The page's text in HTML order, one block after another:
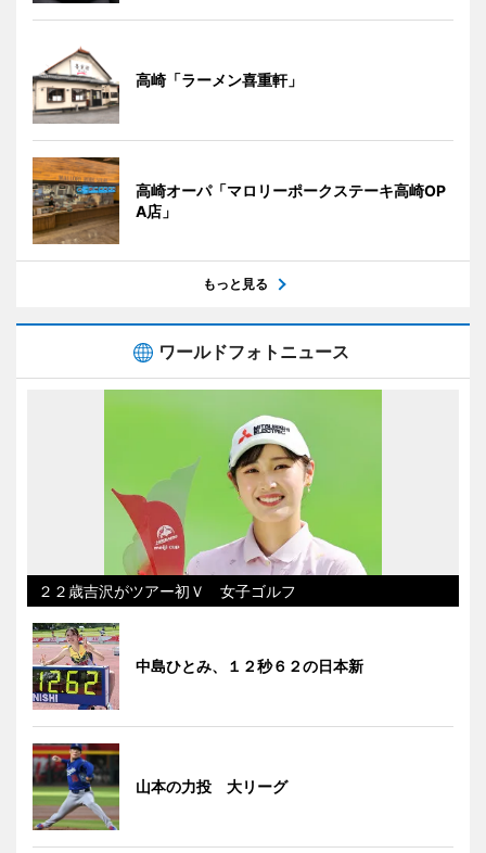
高崎「ラーメン喜重軒」
高崎オーパ「マロリーポークステーキ高崎OP
A店」
もっと見る
ワールドフォトニュース
２２歳吉沢がツアー初Ｖ 女子ゴルフ
中島ひとみ、１２秒６２の日本新
山本の力投 大リーグ